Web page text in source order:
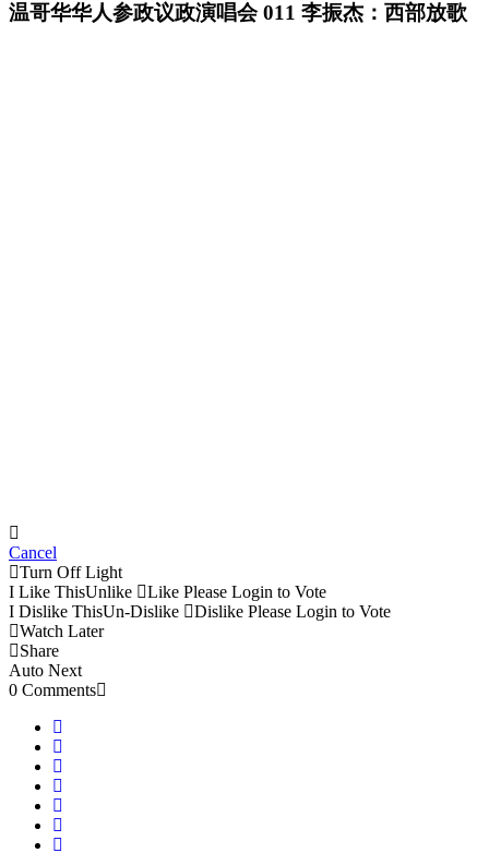
温哥华华人参政议政演唱会 011 李振杰：西部放歌
Cancel
Turn Off Light
I Like ThisUnlike Like Please Login to Vote
I Dislike ThisUn-Dislike Dislike Please Login to Vote
Watch Later
Share
Auto Next
0 Comments